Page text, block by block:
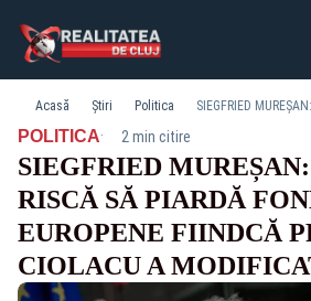
Acasă Știri Politica
POLITICA· 2 min citire
SIEGFRIED
RISCĂ SĂ PIARDĂ
EUROPENE FIINDCĂ
CIOLACU A